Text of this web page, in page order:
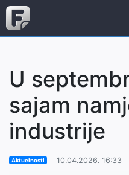
U
sajam
industrije
Aktuelnosti 10.04.2026. 16:33